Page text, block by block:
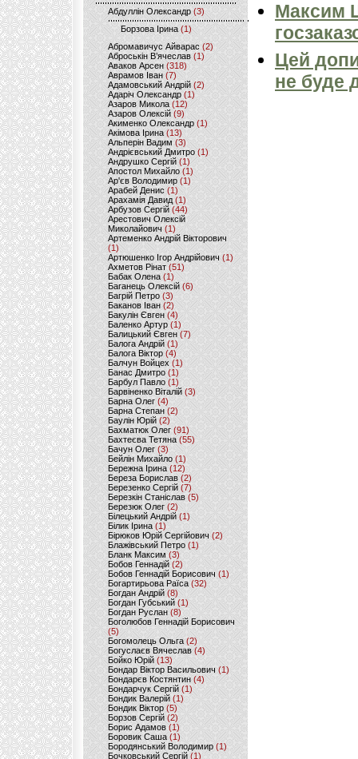
Абдуллін Олександр (3)
Борзова Ірина(1)
Абромавичус Айварас (2)
Аброськін В’ячеслав(1)
Аваков Арсен (318)
Аврамов Іван (7)
Адамовський Андрій(2)
Адаріч Олександр (1)
Азаров Микола (12)
Азаров Олексій (9)
Акименко Олександр(1)
Акімова Ірина(13)
Альперін Вадим (3)
Андрієвський Дмитро(1)
Андрушко Сергій(1)
Апостол Михайло(1)
Ар'єв Володимир (1)
Арабей Денис(1)
Арахамія Давид (1)
Арбузов Сергій (44)
Арестович Олексій
Миколайович(1)
Артеменко Андрій Вікторович
(1)
Артюшенко Ігор Андрійович(1)
Ахметов Рінат(51)
Бабак Олена(1)
Баганець Олексій(6)
Багрій Петро (3)
Баканов Іван(2)
Бакулін Євген (4)
Баленко Артур(1)
Балицький Євген(7)
Балога Андрій (1)
Балога Віктор (4)
Балчун Войцех (1)
Банас Дмитро (1)
Барбул Павло(1)
Барвіненко Віталій(3)
Барна Олег (4)
Барна Степан (2)
Баулін Юрій (2)
Бахматюк Олег (91)
Бахтеєва Тетяна(55)
Бачун Олег (3)
Бейлін Михайло (1)
Бережна Ірина(12)
Береза Борислав(2)
Березенко Сергій (7)
Березкін Станіслав (5)
Березюк Олег(2)
Білецький Андрій (1)
Білик Ірина (1)
Бірюков Юрій Сергійович (2)
Блажівський Петро (1)
Бланк Максим(3)
Бобов Геннадій (2)
Бобов Геннадій Борисович (1)
Богартирьова Раїса (32)
Богдан Андрій(8)
Богдан Губський (1)
Богдан Руслан(8)
Боголюбов Геннадій Борисович
(5)
Богомолець Ольга (2)
Богуслаєв Вячеслав (4)
Бойко Юрій (13)
Бондар Віктор Васильович (1)
Бондарєв Костянтин (4)
Бондарчук Сергій(1)
Бондик Валерій (1)
Бондик Віктор(5)
Борзов Сергiй (2)
Борис Адамов(1)
Боровик Саша (1)
Бородянський Володимир (1)
Бочковський Сергій (1)
Максим
Цей
не буде